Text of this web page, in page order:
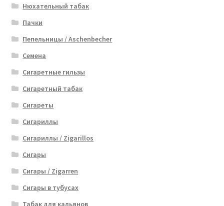
Нюхательный табак
Пачки
Пепельницы / Aschenbecher
Семена
Сигаретные гильзы
Сигаретный табак
Сигареты
Сигариллы
Сигариллы / Zigarillos
Сигары
Сигары / Zigarren
Сигары в тубусах